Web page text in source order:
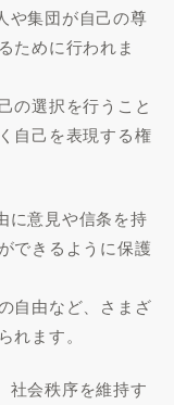
や集団が自己の尊
ために行われま
の選択を行うこと
自己を表現する権
に意見や信条を持
できるように保護
自由など、さまざ
れます。
社会秩序を維持す